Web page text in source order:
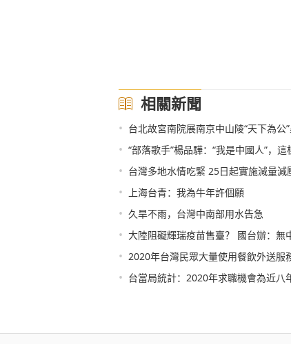
相關新聞
• 台北故宮南院展南京中山陵“天下為公
• “部落歌手”楊品驊：“我是中國人”，
• 台灣多地水情吃緊 25日起實施減量減
• 上海台青：我為牛年許個願
• 久旱不雨，台灣中南部用水告急
• 大陸阻礙輝瑞疫苗售臺？ 國台辦：無
• 2020年台灣民眾大量使用餐飲外送服
• 台當局統計：2020年求職機會為近八